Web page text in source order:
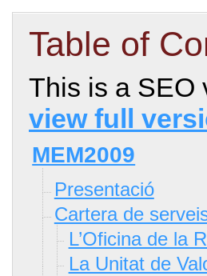
Table of
This is a SEO
view full
MEM2009
Presentació
Cartera de
L’Oficina de la
La Unitat de